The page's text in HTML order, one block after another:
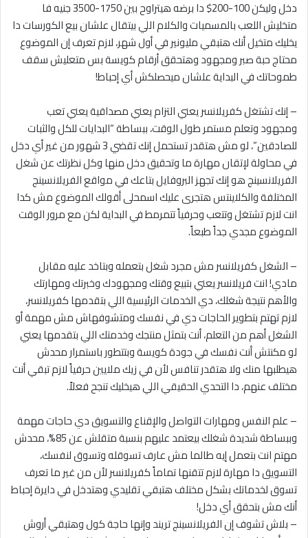
دخل وليكن 100-200$ دا برضه هيتراوح بين 1750-3500 جنيه فا
متخليش اللعب بالمسميات والكلام اللي بيتقال علشان بيع الكورسات دا
يخليك متخيل أنك هتبقي مليونير في أول شهر، لازم تعرف إن الموضوع
محتاج حبة صبر ومجهود وهتحقق أرقام كويسة بس متعليش سقف
طموحاتك في البداية علشان ميحصلكش أي إحباط!
– إنك تشتغل كفريلانسر يعني التزام يعني مصداقية يعني تعب
ومجهود وتعلم مستمر طول الوقت، ببساطة “البدايات للكل والثبات
للصادقين”، لو مش هتقدر تستحمل إنك تقضي 3 شهور من غير أي دخل
في محاولة لإتقان مهارة ما وتحقيق دخل منها وكل نظرتك عن شغل
الفريلانسينج هو إنك تجهز البروفايل بتاعك في مواقع الفريلانسينج
المختلفة والكلاينتس هتجرى عليك اسمحلى أقولك الموضوع مش كدا
انت لازم تشتغل وتتعب وحرفياً تتمرمط في البداية لكن مع مرور الوقت
الموضوع مجدي جداً طبعاً.
– الشغل كفريلانسر مش مجرد شغل بتعمله وبتاخد عليه مقابل
مادي! انت فريلانسر يعني بتبيع وقتك ومجهودك وخبرتك ومهارتك
والأهم نتيجة شغلك، دي الخدمات الرئيسية اللي بتقدمها كفريلانسر،
لازم تهتم بتطوير الحاجات دي في نفسك ومتشوفهاش مش مهمة أو
الشغل أهم من التعلم، أنت بتمثل منتجك وخدمتك اللي بتقدمها يعني
لو مكنتش أنت نفسك في جودة كويسة وبتتطور باستمرار محدش
هيطلبها منك ولا هتقدر تنافس لأن في زيك ملايين حرفياً لازم تبقي أنت
مختلف عنهم، دا التحدي الحقيقي اللي هيخليك تنجح فعلاً.
– علم النفس ومهارات التواصل والإقناع والتسويق دي حاجات مهمة
وببساطة شديدة شغلك بيعتمد عليهم بنسبة متقلش عن 85%، محدش
مهتم انت بتعمل إيه طالما مش عارف تسوقله وتسوق لنفسك،
التسويق دا مهارة لازم تتقنها تماماً كفريلانسر لأن من غير ما تعرف
تسوق لخدماتك بشكل مختلف هتبقي تقليدي وهتدخل في دايرة إحباط
أنك مش بتحقق أي دخل!
– بلاش تشوف إن الفريلانسينج تريند وإنها حاجة كول وهتبقي أروش